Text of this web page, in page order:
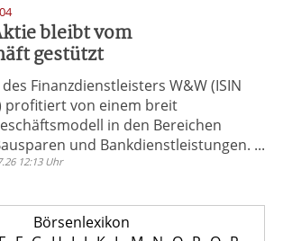
bleibt vom
gestützt
Finanzdienstleisters W&W (ISIN
profitiert von einem breit
in den Bereichen
und Bankdienstleistungen. ...
12:13 Uhr
Börsenlexikon